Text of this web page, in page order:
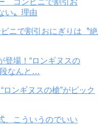
ニで割引おにぎりは〝絶
ロンギヌスの槍”がピック